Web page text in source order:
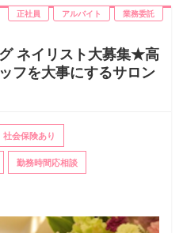
正社員 アルバイト 業務委託
ネイリスト大募集★高
フを大事にするサロン
社会保険あり
勤務時間応相談